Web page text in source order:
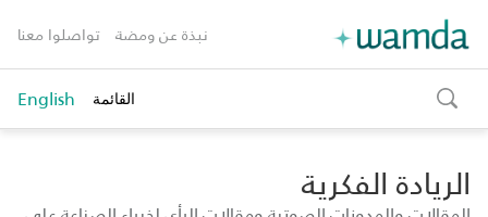
نبذة عن ومضة تواصلوا معنا
toggle
search
القائمة English
الريادة الفكرية